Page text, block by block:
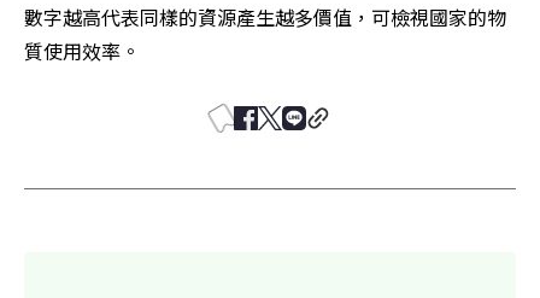
數字越高代表同樣的資源產生越多價值，可檢視國家的物
質使用效率。